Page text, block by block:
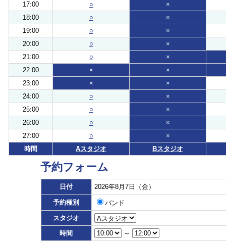
17:00
○
×
18:00
○
×
19:00
○
×
20:00
○
×
21:00
○
×
22:00
×
×
23:00
×
×
24:00
○
×
25:00
○
×
26:00
○
×
27:00
○
×
時間
Aスタジオ Bスタジオ
予約フォーム
日付 2026年8月7日（金）
予約種別
バンド
スタジオ
時間
～